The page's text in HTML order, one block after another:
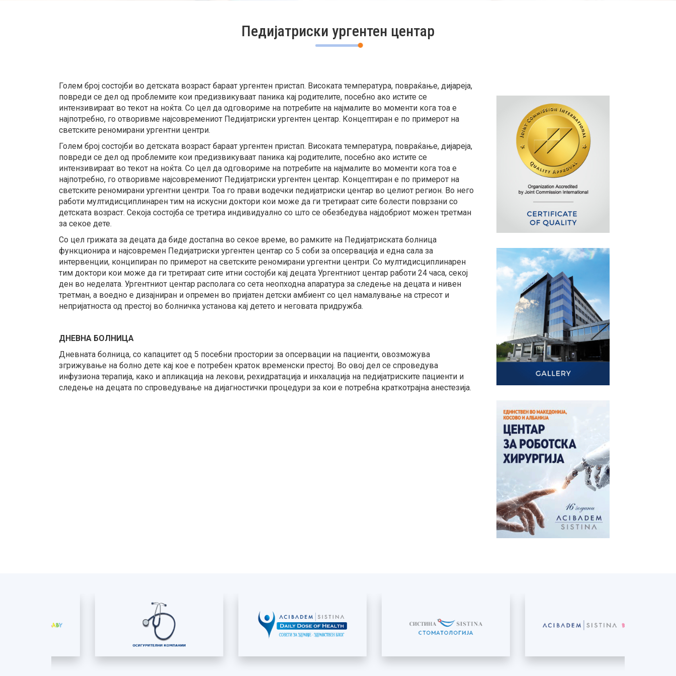
Педијатриски ургентен центар
Голем број состојби во детската возраст бараат ургентен пристап. Високата температура, повраќање, дијареја,
повреди се дел од проблемите кои предизвикуваат паника кај родителите, посебно ако истите се
интензивираат во текот на ноќта. Со цел да одговориме на потребите на најмалите во моменти кога тоа е
најпотребно, го отворивме најсовремениот Педијатриски ургентен центар. Концептиран е по примерот на
светските реномирани ургентни центри.
Голем број состојби во детската возраст бараат ургентен пристап. Високата температура, повраќање, дијареја,
повреди се дел од проблемите кои предизвикуваат паника кај родителите, посебно ако истите се
интензивираат во текот на ноќта. Со цел да одговориме на потребите на најмалите во моменти кога тоа е
најпотребно, го отворивме најсовремениот Педијатриски ургентен центар. Концептиран е по примерот на
светските реномирани ургентни центри. Тоа го прави водечки педијатриски центар во целиот регион. Во него
работи мултидисциплинарен тим на искусни доктори кои може да ги третираат сите болести поврзани со
детската возраст. Секоја состојба се третира индивидуално со што се обезбедува најдобриот можен третман
за секое дете.
Со цел грижата за децата да биде достапна во секое време, во рамките на Педијатриската болница
функционира и најсовремен Педијатриски ургентен центар со 5 соби за опсервација и една сала за
интервенции, конципиран по примерот на светските реномирани ургентни центри. Со мултидисциплинарен
тим доктори кои може да ги третираат сите итни состојби кај децата Ургентниот центар работи 24 часа, секој
ден во неделата. Ургентниот центар располага со сета неопходна апаратура за следење на децата и нивен
третман, а воедно е дизајниран и опремен во пријатен детски амбиент со цел намалување на стресот и
непријатноста од престој во болничка установа кај детето и неговата придружба.
ДНЕВНА БОЛНИЦА
Дневната болница, со капацитет од 5 посебни простории за опсервации на пациенти, овозможува
згрижување на болно дете кај кое е потребен краток временски престој. Во овој дел се спроведува
инфузиона терапија, како и апликација на лекови, рехидратација и инхалација на педијатриските пациенти и
следење на децата по спроведување на дијагностички процедури за кои е потребна краткотрајна анестезија.